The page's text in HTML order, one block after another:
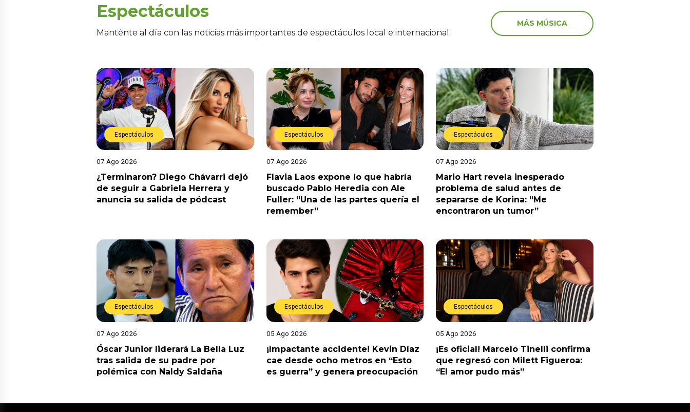
Espectáculos
Manténte al día con las noticias más importantes de espectáculos local e internacional.
MÁS MÚSICA
Espectáculos
07 Ago 2026
¿Terminaron? Diego Chávarri dejó
de seguir a Gabriela Herrera y
anuncia su salida de pódcast
Espectáculos
07 Ago 2026
Flavia Laos expone lo que habría
buscado Pablo Heredia con Ale
Fuller: “Una de las partes quería el
remember”
Espectáculos
07 Ago 2026
Mario Hart revela inesperado
problema de salud antes de
separarse de Korina: “Me
encontraron un tumor”
Espectáculos
07 Ago 2026
Óscar Junior liderará La Bella Luz
tras salida de su padre por
polémica con Naldy Saldaña
Espectáculos
05 Ago 2026
¡Impactante accidente! Kevin Díaz
cae desde ocho metros en “Esto
es guerra” y genera preocupación
Espectáculos
05 Ago 2026
¡Es oficial! Marcelo Tinelli confirma
que regresó con Milett Figueroa:
“El amor pudo más”